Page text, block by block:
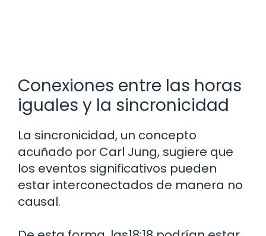
Conexiones entre las horas
iguales y la sincronicidad
La sincronicidad, un concepto
acuñado por Carl Jung, sugiere que
los eventos significativos pueden
estar interconectados de manera no
causal.